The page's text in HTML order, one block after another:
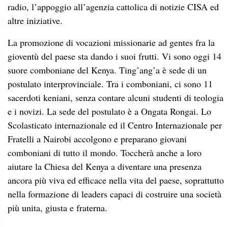
radio, l’appoggio all’agenzia cattolica di notizie CISA ed
altre iniziative.
La promozione di vocazioni missionarie ad gentes fra la
gioventù del paese sta dando i suoi frutti. Vi sono oggi 14
suore comboniane del Kenya. Ting’ang’a è sede di un
postulato interprovinciale. Tra i comboniani, ci sono 11
sacerdoti keniani, senza contare alcuni studenti di teologia
e i novizi. La sede del postulato è a Ongata Rongai. Lo
Scolasticato internazionale ed il Centro Internazionale per
Fratelli a Nairobi accolgono e preparano giovani
comboniani di tutto il mondo. Toccherà anche a loro
aiutare la Chiesa del Kenya a diventare una presenza
ancora più viva ed efficace nella vita del paese, soprattutto
nella formazione di leaders capaci di costruire una società
più unita, giusta e fraterna.